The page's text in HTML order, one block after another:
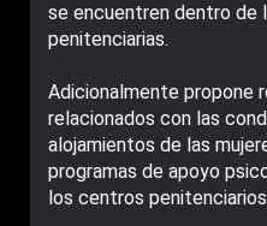
se encuentren dentro de
penitenciarias.
Adicionalmente propone
relacionados con las
alojamientos de las
programas de apoyo
los centros